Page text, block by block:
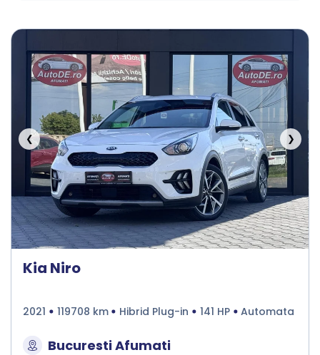
❮ ❯
Kia Niro
2021 119708 km Hibrid Plug-in 141 HP Automata
Bucuresti Afumati